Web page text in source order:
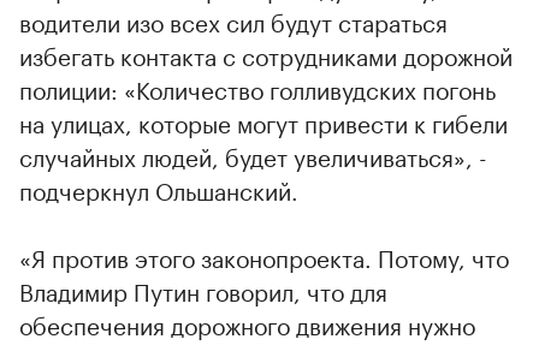
водители изо всех сил будут стараться
избегать контакта с сотрудниками дорожной
полиции: «Количество голливудских погонь
на улицах, которые могут привести к гибели
случайных людей, будет увеличиваться», -
подчеркнул Ольшанский.
«Я против этого законопроекта. Потому, что
Владимир Путин говорил, что для
обеспечения дорожного движения нужно